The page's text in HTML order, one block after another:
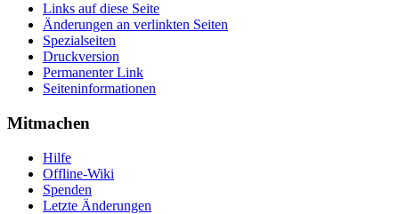
Links auf diese Seite
Änderungen an verlinkten Seiten
Spezialseiten
Druckversion
Permanenter Link
Seiten­informationen
Mitmachen
Hilfe
Offline-Wiki
Spenden
Letzte Änderungen